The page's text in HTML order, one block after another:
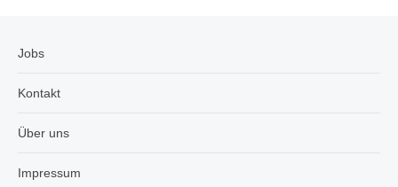
Jobs
Kontakt
Über uns
Impressum